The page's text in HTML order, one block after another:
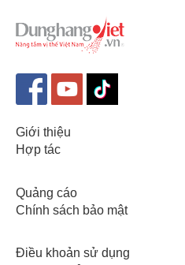
Giới thiệu
Hợp tác
Quảng cáo
Chính sách bảo mật
Điều khoản sử dụng